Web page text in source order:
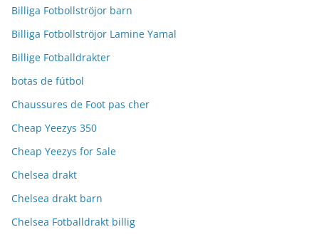
Billiga Fotbollströjor barn
Billiga Fotbollströjor Lamine Yamal
Billige Fotballdrakter
botas de fútbol
Chaussures de Foot pas cher
Cheap Yeezys 350
Cheap Yeezys for Sale
Chelsea drakt
Chelsea drakt barn
Chelsea Fotballdrakt billig